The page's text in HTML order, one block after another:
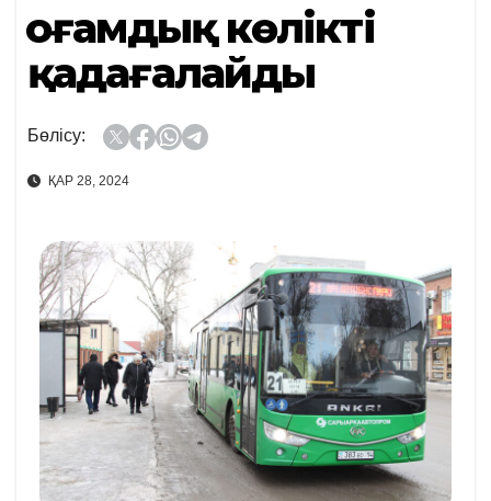
Қоғамдық көлікті
қадағалайды
Бөлісу:
ҚАР 28, 2024